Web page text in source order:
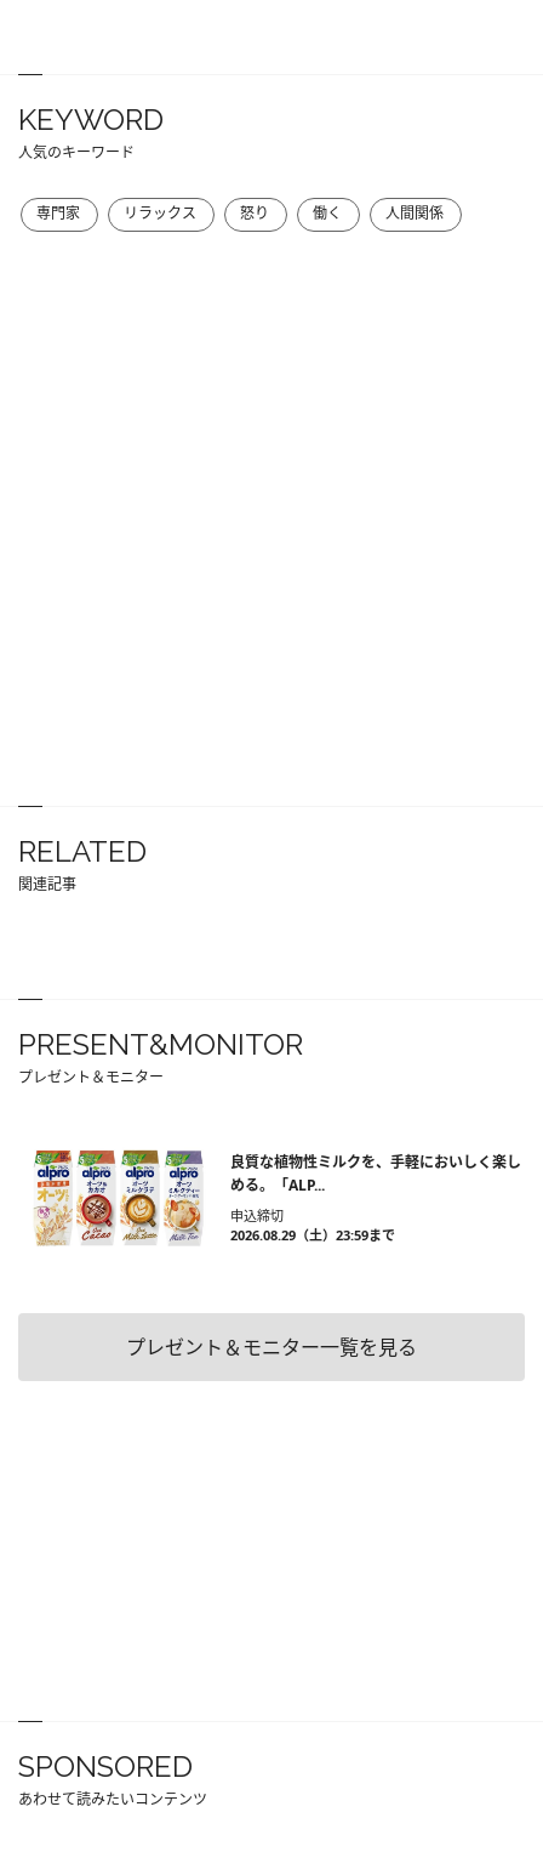
KEYWORD
人気のキーワード
専門家 リラックス 怒り 働く 人間関係
RELATED
関連記事
PRESENT&MONITOR
プレゼント＆モニター
良質な植物性ミルクを、手軽においしく楽し
める。「ALP...
申込締切
2026.08.29（土）23:59まで
プレゼント＆モニター一覧を見る
SPONSORED
あわせて読みたいコンテンツ